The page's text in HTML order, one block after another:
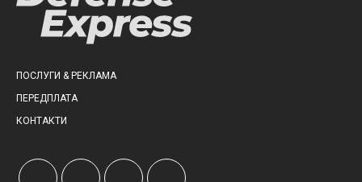
ПОСЛУГИ & РЕКЛАМА
ПЕРЕДПЛАТА
КОНТАКТИ